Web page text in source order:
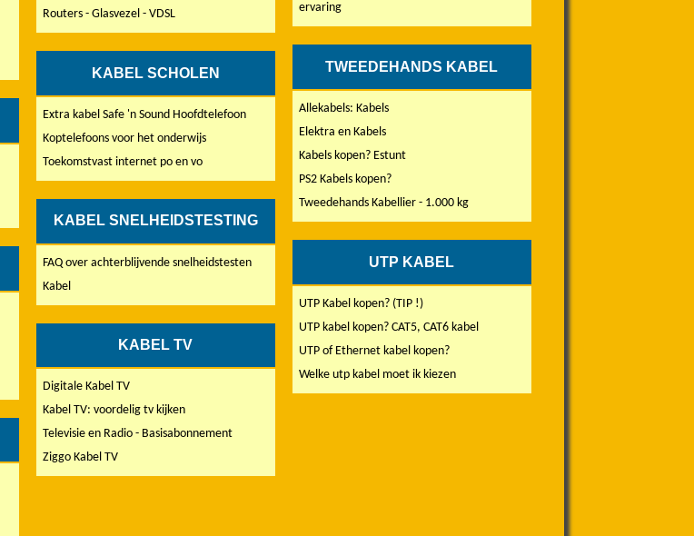
Routers - Glasvezel - VDSL
KABEL SCHOLEN
Extra kabel Safe 'n Sound Hoofdtelefoon
Koptelefoons voor het onderwijs
Toekomstvast internet po en vo
KABEL SNELHEIDSTESTING
FAQ over achterblijvende snelheidstesten
Kabel
KABEL TV
Digitale Kabel TV
Kabel TV: voordelig tv kijken
Televisie en Radio - Basisabonnement
Ziggo Kabel TV
ervaring
TWEEDEHANDS KABEL
Allekabels: Kabels
Elektra en Kabels
Kabels kopen? Estunt
PS2 Kabels kopen?
Tweedehands Kabellier - 1.000 kg
UTP KABEL
UTP Kabel kopen? (TIP !)
UTP kabel kopen? CAT5, CAT6 kabel
UTP of Ethernet kabel kopen?
Welke utp kabel moet ik kiezen